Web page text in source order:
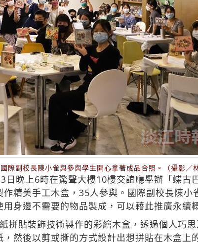
副校長陳小雀與參與學生開心拿著成品合照。（攝影／林
日晚上6時在驚聲大樓10樓交誼廳舉辦「蝶古
精美手工木盒，35人參與。國際副校長陳小
身邊不需要的物品製成，可以藉此推廣永續
貼裝飾技術製作的彩繪木盒，透過個人巧
然後以剪或撕的方式設計出想拼貼在木盒上